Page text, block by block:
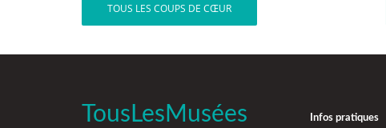
TOUS LES COUPS DE CŒUR
TousLesMusées Infos pratiques